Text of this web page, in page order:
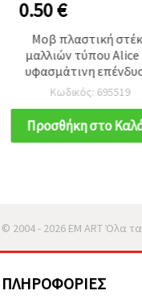
0.50 €
Μοβ πλαστική
μαλλιών τύπου Alice
υφασμάτινη
10 mm – κομψό
μαλλιών για γυναίκες
κορίτσια
Κωδικός: 695519
Προσθήκη στο
© 2004 - 2026 EM ART Όλα
ΠΛΗΡΟΦΟΡΊΕΣ